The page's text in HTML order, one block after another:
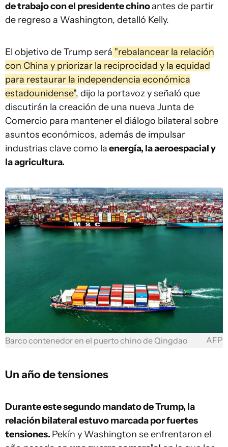
de trabajo con el presidente chinoantes de partir
de regreso a Washington, detalló Kelly.
El objetivo de Trump será "rebalancear la relación
con China y priorizar la reciprocidad y la equidad
para restaurar la independencia económica
estadounidense", dijo la portavoz y señaló que
discutirán la creación de una nueva Junta de
Comercio para mantener el diálogo bilateral sobre
asuntos económicos, además de impulsar
industrias clave como laenergía, la aeroespacial y
la agricultura.
Barco contenedor en el puerto chino de Qingdao AFP
Un año de tensiones
Durante este segundo mandato de Trump, la
relación bilateral estuvo marcada por fuertes
tensiones. Pekín y Washington se enfrentaron el